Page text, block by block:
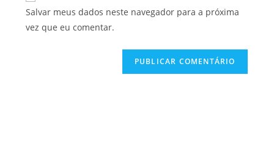
Salvar meus dados neste navegador para a próxima
vez que eu comentar.